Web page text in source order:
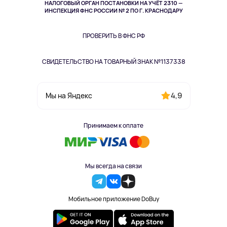
НАЛОГОВЫЙ ОРГАН ПОСТАНОВКИ НА УЧЁТ 2310 —
ИНСПЕКЦИЯ ФНС РОССИИ № 2 ПО Г. КРАСНОДАРУ
ПРОВЕРИТЬ В ФНС РФ
СВИДЕТЕЛЬСТВО НА ТОВАРНЫЙ ЗНАК №1137338
Мы на Яндекс 4,9
Принимаем к оплате
Мы всегда на связи
Мобильное приложение DoBuy
Здоровье питомцев
Одежда и аксессуары